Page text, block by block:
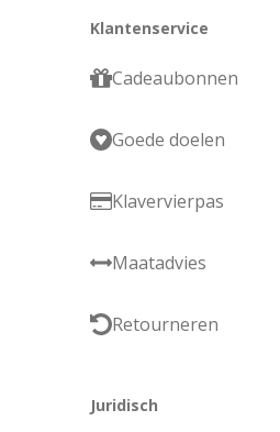
Klantenservice
Cadeaubonnen
Goede doelen
Klavervierpas
Maatadvies
Retourneren
Juridisch